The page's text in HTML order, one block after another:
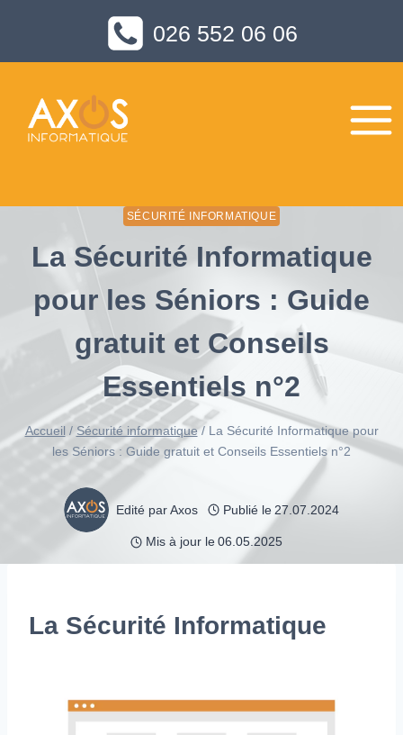
contenu
026 552 06 06
SÉCURITÉ INFORMATIQUE
La Sécurité Informatique
pour les Séniors : Guide
gratuit et Conseils
Essentiels n°2
Accueil / Sécurité informatique / La Sécurité Informatique pour
les Séniors : Guide gratuit et Conseils Essentiels n°2
Edité par Axos Publié le 27.07.2024
Mis à jour le 06.05.2025
La Sécurité Informatique